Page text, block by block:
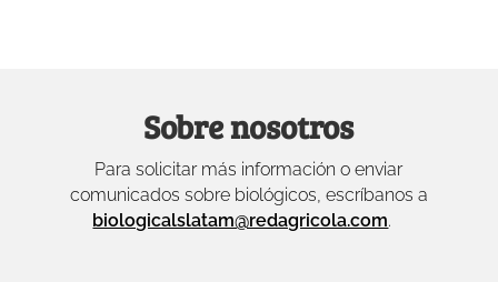
Sobre nosotros
Para solicitar más información o enviar
comunicados sobre biológicos, escríbanos a
biologicalslatam@redagricola.com.